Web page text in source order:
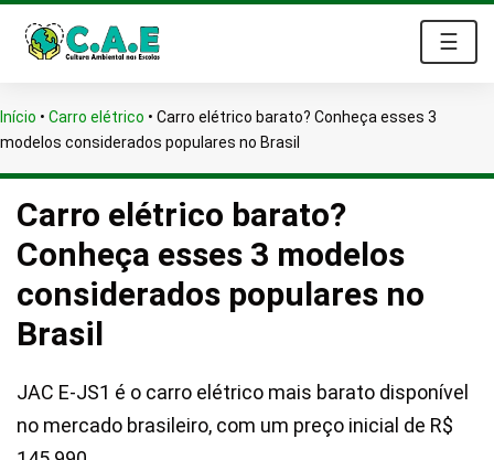
☰
Início • Carro elétrico • Carro elétrico barato? Conheça esses 3
modelos considerados populares no Brasil
Carro elétrico barato?
Conheça esses 3 modelos
considerados populares no
Brasil
JAC E-JS1 é o carro elétrico mais barato disponível
no mercado brasileiro, com um preço inicial de R$